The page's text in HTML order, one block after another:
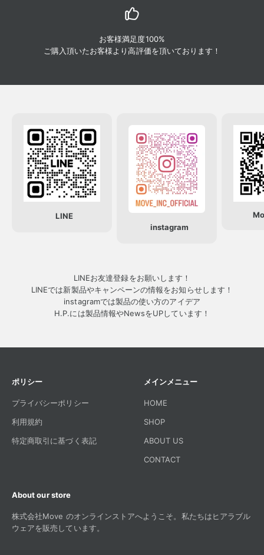
お客様満足度100%
ご購入頂いたお客様より高評価を頂いております！
LINE
instagram
LINEお友達登録をお願いします！
LINEでは新製品やキャンペーンの情報をお知らせします！
instagramでは製品の使い方のアイデア
H.P.には製品情報やNewsをUPしています！
ポリシー
プライバシーポリシー
利用規約
特定商取引に基づく表記
メインメニュー
HOME
SHOP
ABOUT US
CONTACT
About our store
株式会社Move のオンラインストアへようこそ。私たちはヒアラブル
ウェアを販売しています。